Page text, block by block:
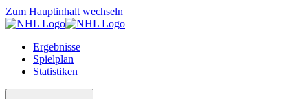
Zum Hauptinhalt wechseln
Ergebnisse
Spielplan
Statistiken